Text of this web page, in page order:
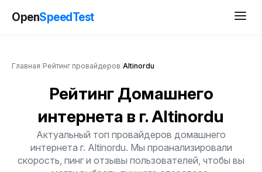
OpenSpeedTest
Главная Рейтинг провайдеров Altinordu
Рейтинг Домашнего
интернета в г. Altinordu
Актуальный топ провайдеров домашнего
интернета г. Altinordu. Мы проанализировали
скорость, пинг и отзывы пользователей, чтобы вы